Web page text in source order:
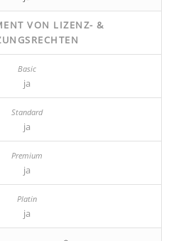
VON LIZENZ- &
ja
ja
ja
ja